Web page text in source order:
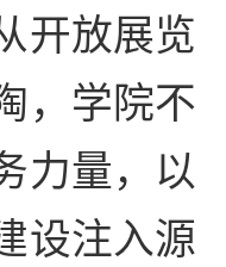
开放展览
，学院不
力量，以
设注入源